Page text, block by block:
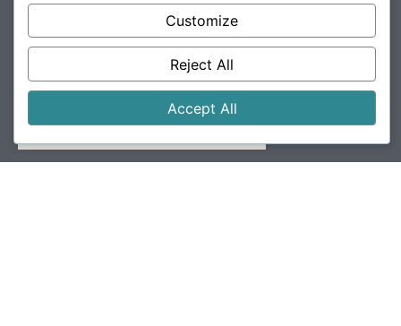
Braće Mulića 79,
Sarajevo 71000, BiH
Customize
Reject All
Accept All